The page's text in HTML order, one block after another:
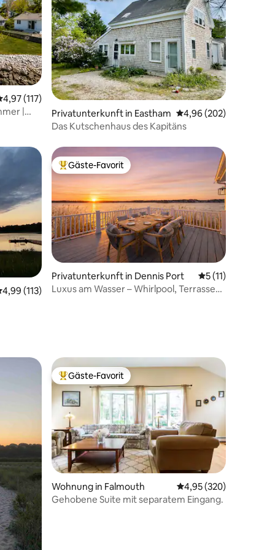
Bewertungen Bewertung: 4,97 von 5, 117 Bewertungen
4,97 (117)
|
Privatunterkunft in Eastham Durchschnittliche
4,96 (202)
Das Kutschenhaus des Kapitäns
Bewertungen Bewertung: 4,99 von 5, 113 Bewertungen
4,99 (113)
Beliebter Gäste-Favorit.
Gäste-Favorit
Privatunterkunft in Dennis Port Durchschnittliche
5 (11)
Luxus am Wasser – Whirlpool, Terrasse
Beliebter Gäste-Favorit.
Gäste-Favorit
Wohnung in Falmouth Durchschnittliche
4,95 (320)
Gehobene Suite mit separatem Eingang.